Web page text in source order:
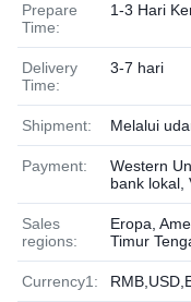
Prepare
Time:
1-3 Hari
Delivery
Time:
3-7 hari
Shipment: Melalui
Payment:
Western
bank lokal,
Sales
regions:
Eropa,
Timur
Currency1: